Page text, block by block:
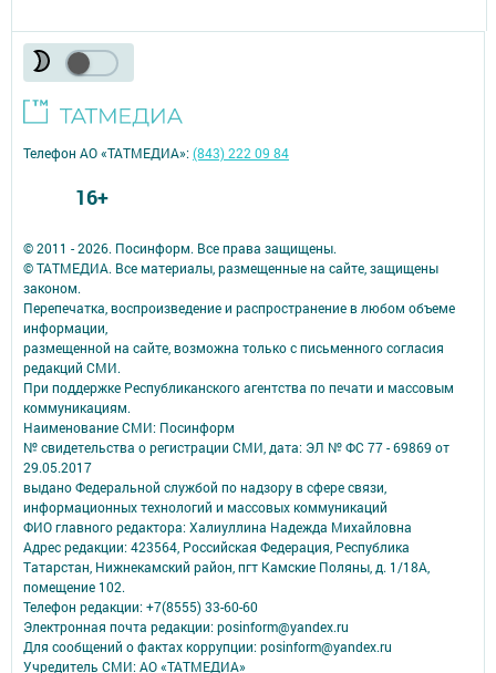
© 2011 - 2026. Посинформ. Все права защищены.
© ТАТМЕДИА. Все материалы, размещенные на сайте, защищены
законом.
Перепечатка, воспроизведение и распространение в любом объеме
информации,
размещенной на сайте, возможна только с письменного согласия
редакций СМИ.
При поддержке Республиканского агентства по печати и массовым
коммуникациям.
Наименование СМИ: Посинформ
№ свидетельства о регистрации СМИ, дата: ЭЛ № ФС 77 - 69869 от
29.05.2017
выдано Федеральной службой по надзору в сфере связи,
информационных технологий и массовых коммуникаций
ФИО главного редактора: Халиуллина Надежда Михайловна
Адрес редакции: 423564, Российская Федерация, Республика
Татарстан, Нижнекамский район, пгт Камские Поляны, д. 1/18А,
помещение 102.
Телефон редакции: +7(8555) 33-60-60
Электронная почта редакции: posinform@yandex.ru
Для сообщений о фактах коррупции: posinform@yandex.ru
Учредитель СМИ: АО «ТАТМЕДИА»
Телефон АО «ТАТМЕДИА»:(843) 222 09 84
16+